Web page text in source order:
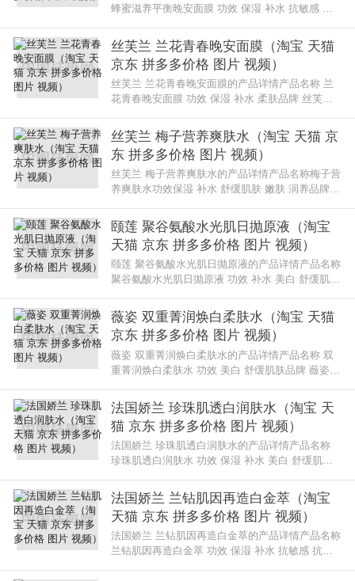
蜂蜜滋养平衡晚安面膜 功效 保湿 补水 抗敏感 滋
晚安面膜系列使用丝芙兰
丝芙兰 兰花青春晚安面膜（淘宝 天猫
京东 拼多多价格 图片 视频）
丝芙兰 兰花青春晚安面膜的产品详情产品名称 兰
花青春晚安面膜 功效 保湿 补水 柔肤品牌 丝芙兰
兰 兰花青春晚安面膜的评价
丝芙兰 梅子营养爽肤水（淘宝 天猫 京
东 拼多多价格 图片 视频）
丝芙兰 梅子营养爽肤水的产品详情产品名称梅子营
养爽肤水功效保湿 补水 舒缓肌肤 嫩肤 润养品牌丝
梅子营养爽肤水的评价芳草
颐莲 聚谷氨酸水光肌日抛原液（淘宝
天猫 京东 拼多多价格 图片 视频）
颐莲 聚谷氨酸水光肌日抛原液的产品详情产品名称
聚谷氨酸水光肌日抛原液 功效 补水 美白 舒缓肌肤
ml系列名 其他系列使用
薇姿 双重菁润焕白柔肤水（淘宝 天猫
京东 拼多多价格 图片 视频）
薇姿 双重菁润焕白柔肤水的产品详情产品名称 双
重菁润焕白柔肤水 功效 美白 舒缓肌肤品牌 薇姿
姿 双重菁润焕白柔肤水的评
法国娇兰 珍珠肌透白润肤水（淘宝 天
猫 京东 拼多多价格 图片 视频）
法国娇兰 珍珠肌透白润肤水的产品详情产品名称
珍珠肌透白润肤水 功效 保湿 补水 美白 舒缓肌肤
规格 200ml系列名 护肤系
法国娇兰 兰钻肌因再造白金萃（淘宝
天猫 京东 拼多多价格 图片 视频）
法国娇兰 兰钻肌因再造白金萃的产品详情产品名称
兰钻肌因再造白金萃 功效 保湿 补水 抗敏感 抗衰